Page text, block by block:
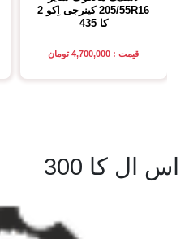
205/55R16
کینرجی اِکو 2
کا 435
قیمت : 4,700,000 تومان
اس ال کا 300